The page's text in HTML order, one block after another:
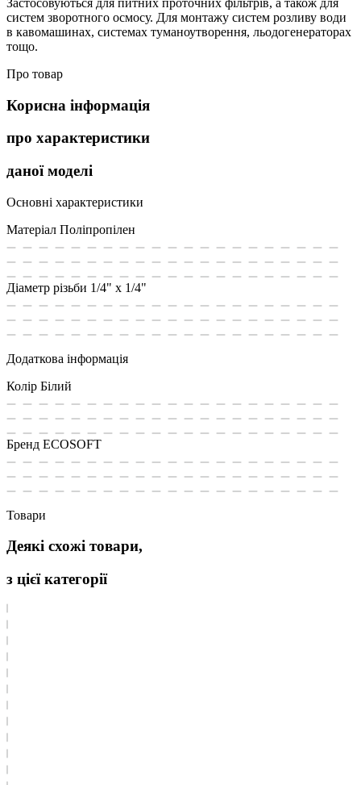
систем зворотного осмосу. Для монтажу систем розливу води
в кавомашинах, системах туманоутворення, льодогенераторах
тощо.
Про товар
Корисна інформація
про характеристики
даної моделі
Основні характеристики
Матеріал Поліпропілен
Діаметр різьби 1/4" х 1/4"
Додаткова інформація
Колір Білий
Бренд ECOSOFT
Товари
Деякі схожі товари,
з цієї категорії